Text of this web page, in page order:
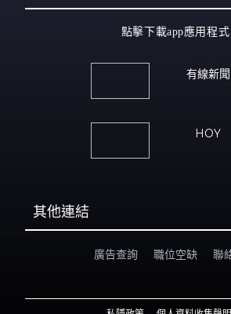
點擊下載app應用程式
有線新聞
HOY
其他連結
廣告查詢 職位空缺 聯